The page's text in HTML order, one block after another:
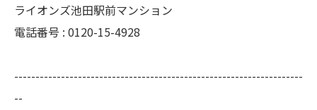
ライオンズ池田駅前マンション
電話番号 : 0120-15-4928
--------------------------------------------------------------------
--